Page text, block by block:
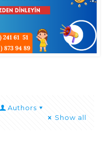
Authors
Show all